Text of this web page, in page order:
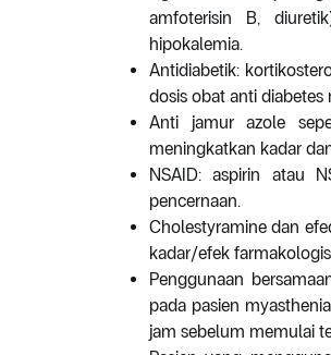
amfoterisin B,
hipokalemia.
Antidiabetik:
dosis obat anti
Anti jamur azole
meningkatkan kadar
NSAID: aspirin atau
pencernaan.
Cholestyramine dan
kadar/efek
Penggunaan
pada pasien
jam sebelum memulai